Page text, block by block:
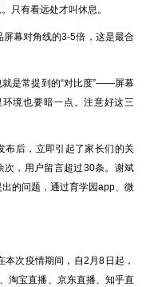
只有看远处才叫休息。
幕对角线的3-5倍，这是最合
是常提到的“对比度”——屏幕
境也要暗一点。注意好这三
后，立即引起了家长们的关
，用户留言超过30条。谢斌
的问题，通过育学园app、微
次疫情期间，自2月8日起，
淘宝直播、京东直播、知乎直